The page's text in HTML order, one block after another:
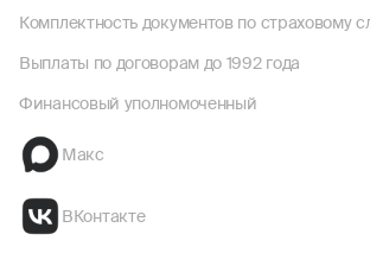
Комплектность документов по страховому
Выплаты по договорам до 1992 года
Финансовый уполномоченный
Макс
ВКонтакте